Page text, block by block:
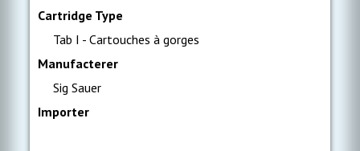
Cartridge Type
Tab I - Cartouches à gorges
Manufacterer
Sig Sauer
Importer